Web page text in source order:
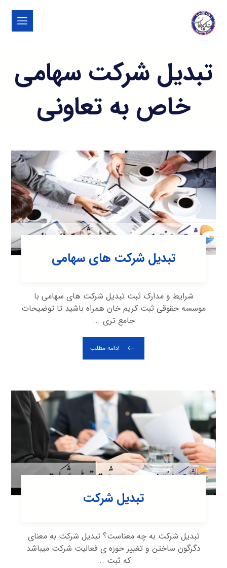
تبدیل شرکت سهامی
خاص به تعاونی
تبدیل شرکت های سهامی
شرایط و مدارک ثبت تبدیل شرکت های سهامی با
موسسه حقوقی ثبت کریم خان همراه باشید تا توضیحات
جامع تری ...
ادامه مطلب
تبدیل شرکت
تبدیل شرکت به چه معناست؟ تبدیل شرکت به معنای
دگرگون ساختن و تغییر حوزه ی فعالیت شرکت می‎باشد
که ثبت ...